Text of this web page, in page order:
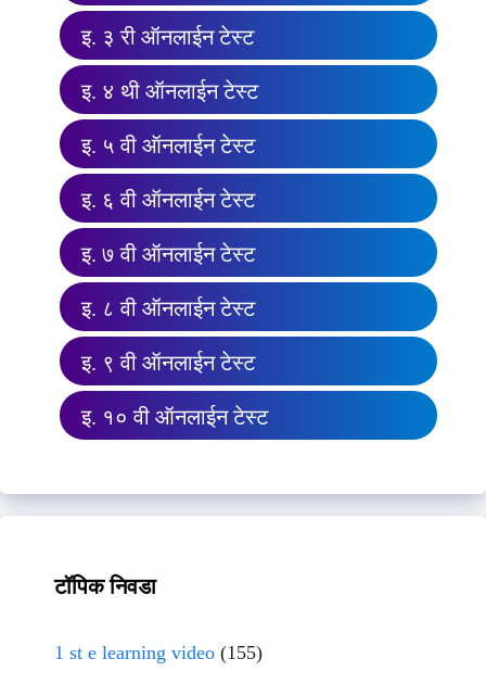
इ. ३ री ऑनलाईन टेस्ट
इ. ४ थी ऑनलाईन टेस्ट
इ. ५ वी ऑनलाईन टेस्ट
इ. ६ वी ऑनलाईन टेस्ट
इ. ७ वी ऑनलाईन टेस्ट
इ. ८ वी ऑनलाईन टेस्ट
इ. ९ वी ऑनलाईन टेस्ट
इ. १० वी ऑनलाईन टेस्ट
टॉपिक निवडा
1 st e learning video (155)